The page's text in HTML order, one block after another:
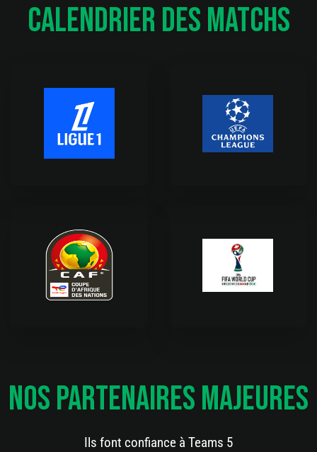
Calendrier des Matchs
Nos Partenaires Majeures
Ils font confiance à Teams 5